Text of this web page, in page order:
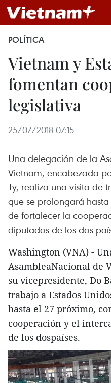
POLÍTICA
Vietnam y
fomentan
legislativa
25/07/2018 07:15
Una delegación de la
Vietnam, encabezada
Ty, realiza una visita de
que se prolongará
de fortalecer la
diputados de los dos
Washington (VNA) -
AsambleaNacional de
su vicepresidente, Do
trabajo a Estados
hasta el 27 próximo,
cooperación y el
de los dospaíses.